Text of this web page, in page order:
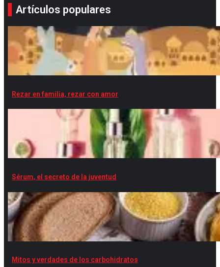
Artículos populares
Rezar en familia, rezar con amor
Sérum, el secreto de la juventud
Mitos y verdades de los carbohidratos